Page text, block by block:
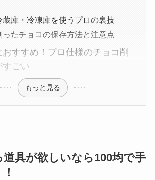
庫・冷凍庫を使うプロの裏技
たチョコの保存方法と注意点
すすめ！プロ仕様のチョコ削
すごい
もっと見る
具が欲しいなら100均で手